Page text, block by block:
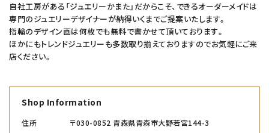
自社工房がある「ジュエリーかまた」だからこそ、できるオーダーメイドは
専門のジュエリーデザイナーが納得いくまでご提案いたします。
指輪のデザイン画は何枚でも無料で書かせて頂いております。
ほかにもトレンドジュエリーも多数取り揃えておりますのでお気軽にご来
店ください。
Shop Information
住所
〒030-0852 青森県青森市大野若宮144-3